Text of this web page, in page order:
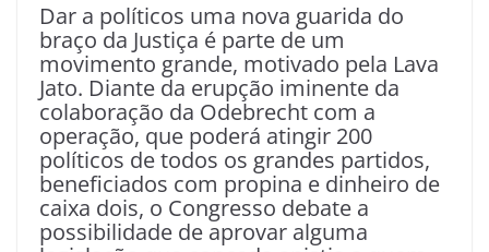
Dar a políticos uma nova guarida do
braço da Justiça é parte de um
movimento grande, motivado pela Lava
Jato. Diante da erupção iminente da
colaboração da Odebrecht com a
operação, que poderá atingir 200
políticos de todos os grandes partidos,
beneficiados com propina e dinheiro de
caixa dois, o Congresso debate a
possibilidade de aprovar alguma